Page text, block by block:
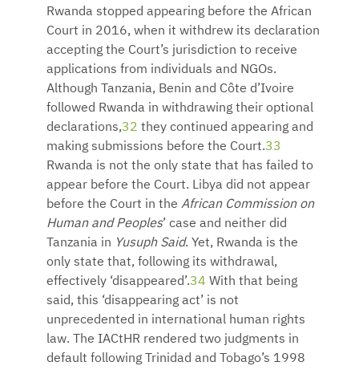
Rwanda stopped appearing before the African
Court in 2016, when it withdrew its declaration
accepting the Court’s jurisdiction to receive
applications from individuals and NGOs.
Although Tanzania, Benin and Côte d’Ivoire
followed Rwanda in withdrawing their optional
declarations,32 they continued appearing and
making submissions before the Court.33
Rwanda is not the only state that has failed to
appear before the Court. Libya did not appear
before the Court in the African Commission on
Human and Peoples’ case and neither did
Tanzania in Yusuph Said. Yet, Rwanda is the
only state that, following its withdrawal,
effectively ‘disappeared’.34 With that being
said, this ‘disappearing act’ is not
unprecedented in international human rights
law. The IACtHR rendered two judgments in
default following Trinidad and Tobago’s 1998